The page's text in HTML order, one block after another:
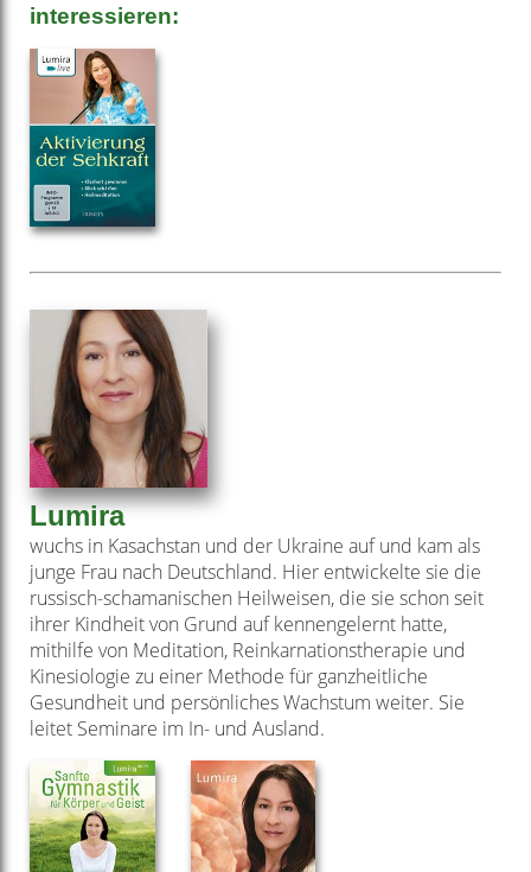
interessieren:
Lumira
wuchs in Kasachstan und der Ukraine auf und kam als
junge Frau nach Deutschland. Hier entwickelte sie die
russisch-schamanischen Heilweisen, die sie schon seit
ihrer Kindheit von Grund auf kennengelernt hatte,
mithilfe von Meditation, Reinkarnationstherapie und
Kinesiologie zu einer Methode für ganzheitliche
Gesundheit und persönliches Wachstum weiter. Sie
leitet Seminare im In- und Ausland.